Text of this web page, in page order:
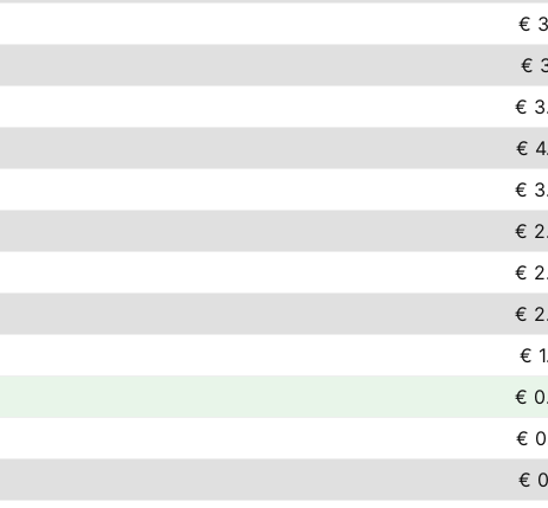
€
€
€
€
€
€
€
€
€
€
€
€